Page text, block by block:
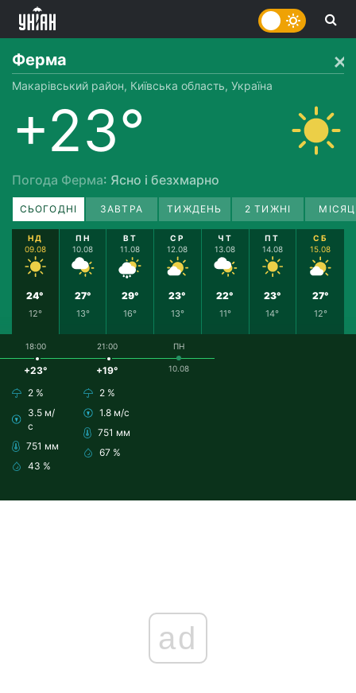
Ферма
Макарівський район, Київська область, Україна
+23°
Погода Ферма: Ясно і безхмарно
СЬОГОДНІ ЗАВТРА ТИЖДЕНЬ 2 ТИЖНІ
НД
09.08
24°
12°
ПН
10.08
27°
13°
ВТ
11.08
29°
16°
СР
12.08
23°
13°
ЧТ
13.08
22°
11°
ПТ
14.08
23°
14°
СБ
15.08
27°
12°
18:00
+23°
2 %
3.5 м/
с
751 мм
43 %
21:00
+19°
2 %
1.8 м/с
751 мм
67 %
ПН
10.08
ad